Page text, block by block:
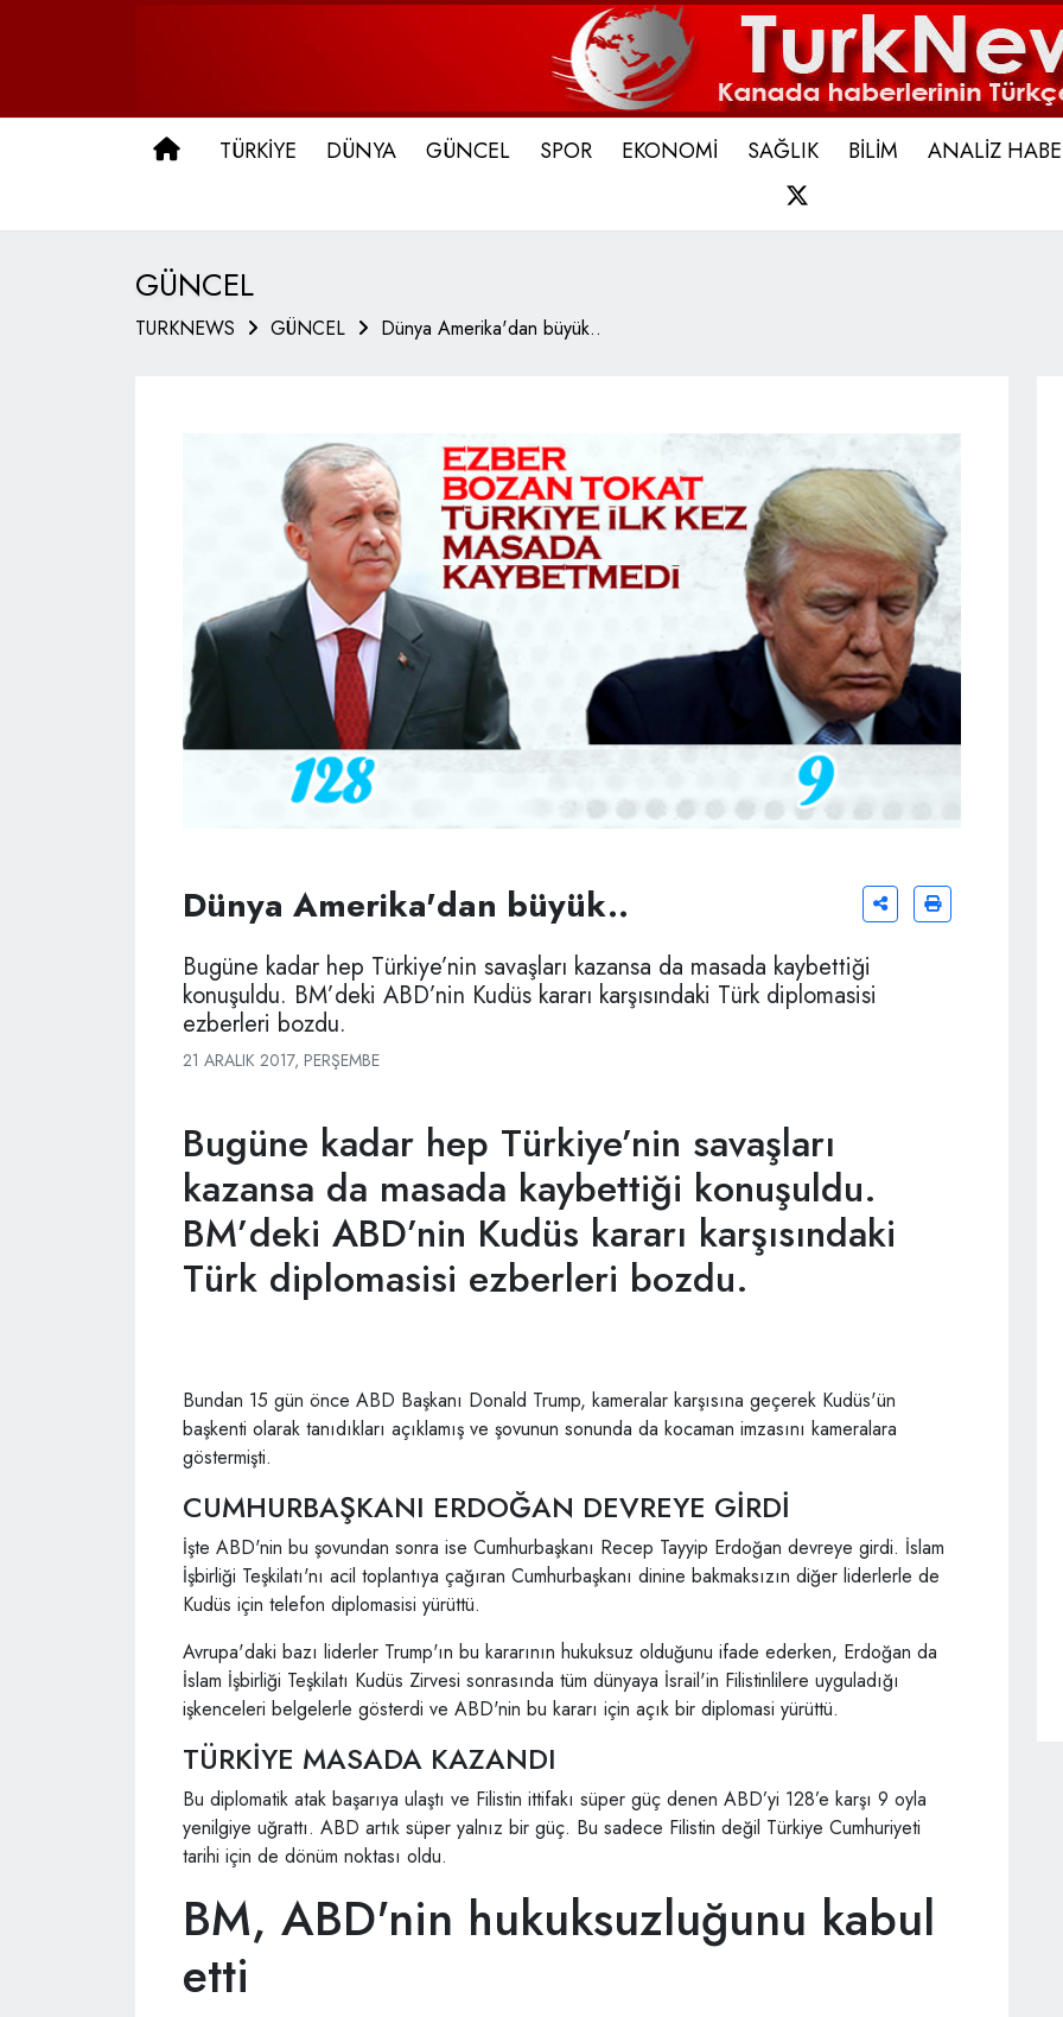
ANA SAYFA
TÜRKİYE DÜNYA GÜNCEL SPOR EKONOMİ SAĞLIK BİLİM ANALİZ
GÜNCEL
TURKNEWS GÜNCEL Dünya Amerika'dan büyük..
Dünya Amerika'dan büyük..
Bugüne kadar hep Türkiye’nin savaşları kazansa da masada kaybettiği
konuşuldu. BM’deki ABD’nin Kudüs kararı karşısındaki Türk diplomasisi
ezberleri bozdu.
21 ARALIK 2017, PERŞEMBE
Bugüne kadar hep Türkiye’nin savaşları
kazansa da masada kaybettiği konuşuldu.
BM’deki ABD’nin Kudüs kararı karşısındaki
Türk diplomasisi ezberleri bozdu.
Bundan 15 gün önce ABD Başkanı Donald Trump, kameralar karşısına geçerek Kudüs'ün
başkenti olarak tanıdıkları açıklamış ve şovunun sonunda da kocaman imzasını kameralara
göstermişti.
CUMHURBAŞKANI ERDOĞAN DEVREYE GİRDİ
İşte ABD'nin bu şovundan sonra ise Cumhurbaşkanı Recep Tayyip Erdoğan devreye girdi. İslam
İşbirliği Teşkilatı'nı acil toplantıya çağıran Cumhurbaşkanı dinine bakmaksızın diğer liderlerle de
Kudüs için telefon diplomasisi yürüttü.
Avrupa'daki bazı liderler Trump'ın bu kararının hukuksuz olduğunu ifade ederken, Erdoğan da
İslam İşbirliği Teşkilatı Kudüs Zirvesi sonrasında tüm dünyaya İsrail'in Filistinlilere uyguladığı
işkenceleri belgelerle gösterdi ve ABD'nin bu kararı için açık bir diplomasi yürüttü.
TÜRKİYE MASADA KAZANDI
Bu diplomatik atak başarıya ulaştı ve Filistin ittifakı süper güç denen ABD’yi 128’e karşı 9 oyla
yenilgiye uğrattı. ABD artık süper yalnız bir güç. Bu sadece Filistin değil Türkiye Cumhuriyeti
tarihi için de dönüm noktası oldu.
BM, ABD'nin hukuksuzluğunu kabul
etti